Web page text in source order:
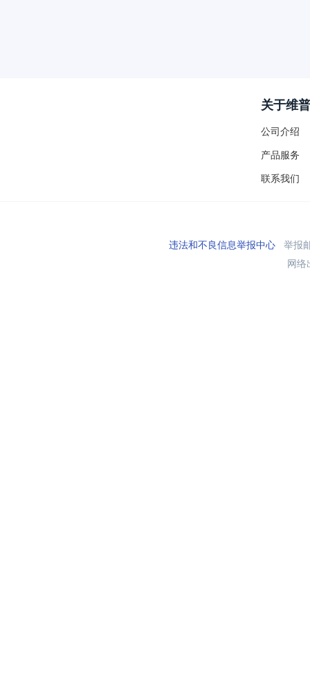
关于维普
公司介绍
产品服务
联系我们
违法和不良信息举报中心举报
网